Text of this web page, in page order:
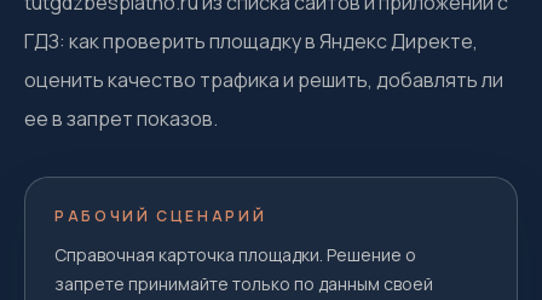
ГДЗ: как проверить площадку в Яндекс Директе,
оценить качество трафика и решить, добавлять ли
ее в запрет показов.
РАБОЧИЙ СЦЕНАРИЙ
Справочная карточка площадки. Решение о
запрете принимайте только по данным своей